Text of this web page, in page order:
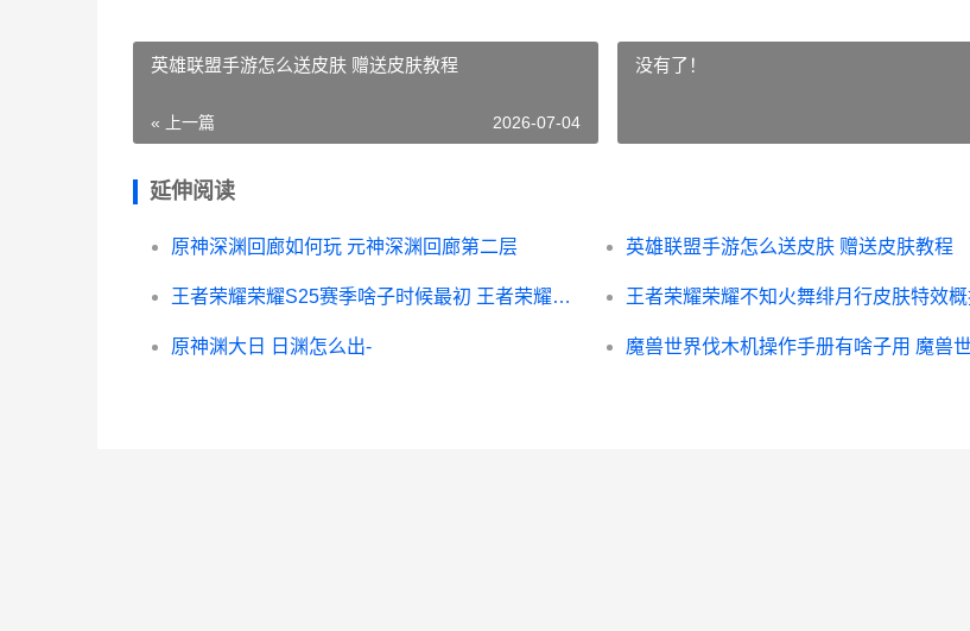
英雄联盟手游怎么送皮肤 赠送皮肤教程
« 上一篇 2026-07-04
没有了！
延伸阅读
原神深渊回廊如何玩 元神深渊回廊第二层 英雄联盟手游怎么送皮肤 赠送皮肤教程
王者荣耀荣耀S25赛季啥子时候最初 王者荣耀荣耀王者
原神渊大日 日渊怎么出-